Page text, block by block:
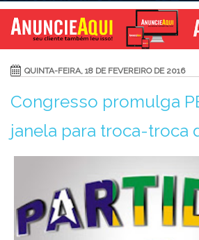
QUINTA-FEIRA, 18 DE FEVEREIRO DE 2016
Congresso promulga
janela para troca-troca